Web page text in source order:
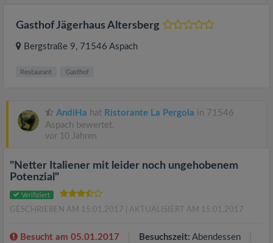
Gasthof Jägerhaus Altersberg
Bergstraße 9, 71546 Aspach
Restaurant Gasthof
AndiHa hat Ristorante La Pergola in 71546
Aspach bewertet.
vor 10 Jahren
"Netter Italiener mit leider noch ungehobenem
Potenzial"
Verifiziert
GESCHRIEBEN AM 15.01.2017 | AKTUALISIERT AM 15.01.2017
Besucht am 05.01.2017 Besuchszeit: Abendessen